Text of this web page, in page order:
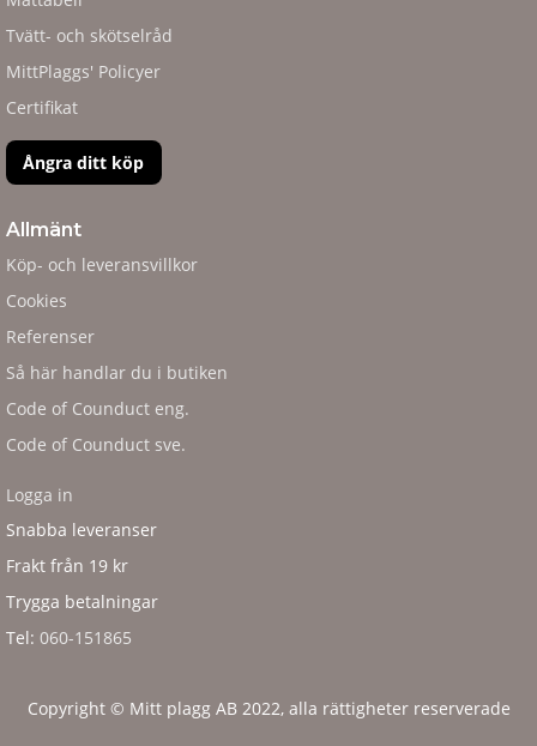
Tvätt- och skötselråd
MittPlaggs' Policyer
Certifikat
Ångra ditt köp
Allmänt
Köp- och leveransvillkor
Cookies
Referenser
Så här handlar du i butiken
Code of Counduct eng.
Code of Counduct sve.
Logga in
Snabba leveranser
Frakt från 19 kr
Trygga betalningar
Tel: 060-151865
Copyright © Mitt plagg AB 2022, alla rättigheter reserverade